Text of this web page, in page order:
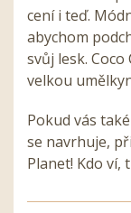
cení i teď.
abychom
svůj lesk. Coco
velkou
Pokud vás
se navrhuje,
Planet! Kdo ví,